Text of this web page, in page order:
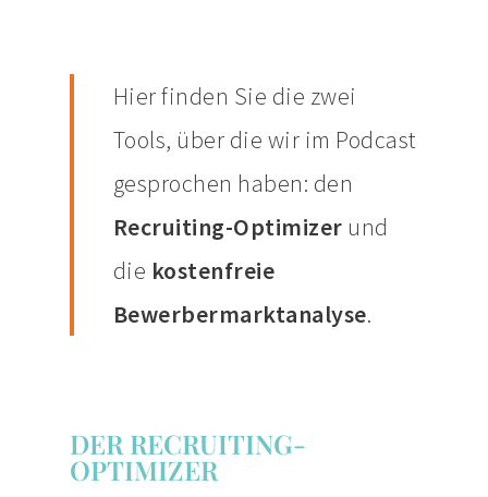
Hier finden Sie die zwei
Tools, über die wir im Podcast
gesprochen haben: den
Recruiting-Optimizer und
die kostenfreie
Bewerbermarktanalyse.
DER RECRUITING-
OPTIMIZER